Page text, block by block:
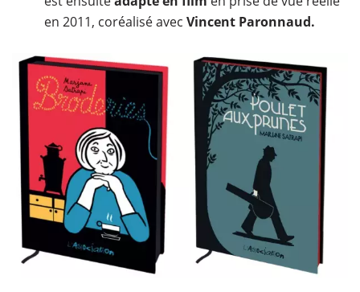
en 2011, coréalisé avec Vincent Paronnaud.